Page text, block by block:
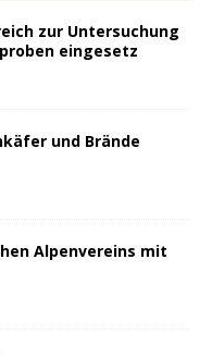
zur Untersuchung
eingesetz
und Brände
Alpenvereins mit